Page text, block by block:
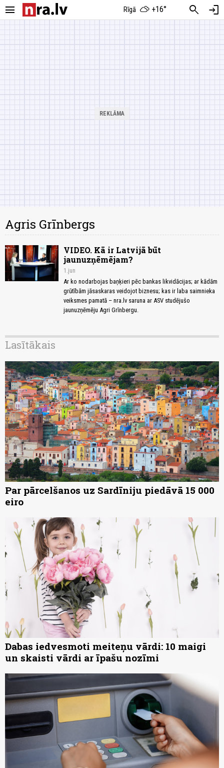
menu Rīgā +16° search login
Agris Grīnbergs
VIDEO. Kā ir Latvijā būt
jaunuzņēmējam?
1.jun
Ar ko nodarbojas baņķieri pēc bankas likvidācijas; ar kādām
grūtībām jāsaskaras veidojot biznesu; kas ir laba saimnieka
veiksmes pamatā – nra.lv saruna ar ASV studējušo
jaunuzņēmēju Agri Grīnbergu.
Lasītākais
Par pārcelšanos uz Sardīniju piedāvā 15 000
eiro
Dabas iedvesmoti meiteņu vārdi: 10 maigi
un skaisti vārdi ar īpašu nozīmi